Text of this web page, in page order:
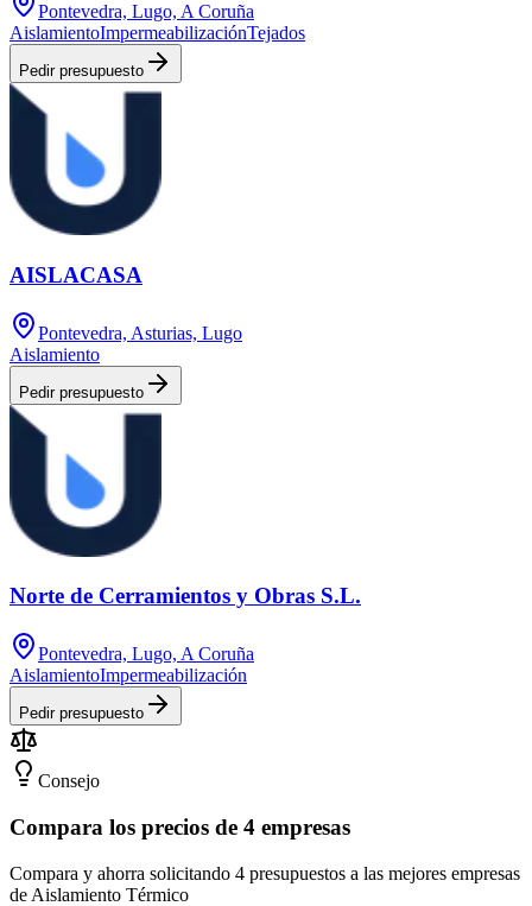
Pontevedra, Lugo, A Coruña
AislamientoImpermeabilizaciónTejados
Pedir presupuesto
AISLACASA
Pontevedra, Asturias, Lugo
Aislamiento
Pedir presupuesto
Norte de Cerramientos y Obras S.L.
Pontevedra, Lugo, A Coruña
AislamientoImpermeabilización
Pedir presupuesto
Consejo
Compara los precios de 4 empresas
Compara y ahorra solicitando 4 presupuestos a las mejores empresas
de Aislamiento Térmico